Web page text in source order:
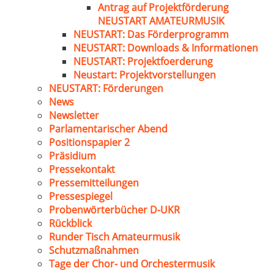
Antrag auf Projektförderung
NEUSTART AMATEURMUSIK
NEUSTART: Das Förderprogramm
NEUSTART: Downloads & Informationen
NEUSTART: Projektfoerderung
Neustart: Projektvorstellungen
NEUSTART: Förderungen
News
Newsletter
Parlamentarischer Abend
Positionspapier 2
Präsidium
Pressekontakt
Pressemitteilungen
Pressespiegel
Probenwörterbücher D-UKR
Rückblick
Runder Tisch Amateurmusik
Schutzmaßnahmen
Tage der Chor- und Orchestermusik